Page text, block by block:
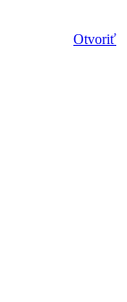
Otvoriť